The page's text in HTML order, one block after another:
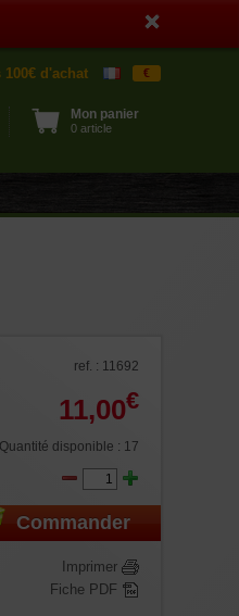
100€ d'achat €
Mon panier
0 article
ref. : 11692
11,00€
Quantité disponible : 17
Commander
Imprimer
Fiche PDF